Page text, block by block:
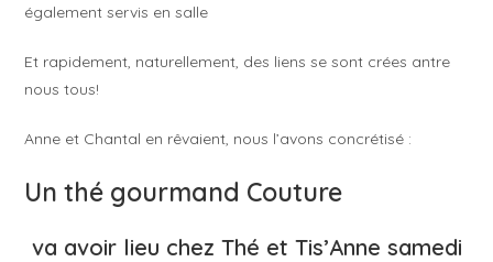
également servis en salle
Et rapidement, naturellement, des liens se sont crées antre
nous tous!
Anne et Chantal en rêvaient, nous l’avons concrétisé :
Un thé gourmand Couture
va avoir lieu chez Thé et Tis’Anne samedi